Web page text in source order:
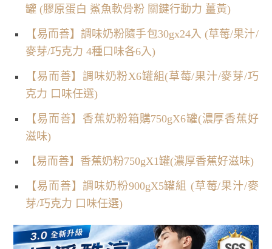
罐 (膠原蛋白 鯊魚軟骨粉 關鍵行動力 薑黃)
【易而善】調味奶粉隨手包30gx24入 (草莓/果汁/
麥芽/巧克力 4種口味各6入)
【易而善】調味奶粉X6罐組(草莓/果汁/麥芽/巧
克力 口味任選)
【易而善】香蕉奶粉箱購750gX6罐(濃厚香蕉好
滋味)
【易而善】香蕉奶粉750gX1罐(濃厚香蕉好滋味)
【易而善】調味奶粉900gX5罐組 (草莓/果汁/麥
芽/巧克力 口味任選)